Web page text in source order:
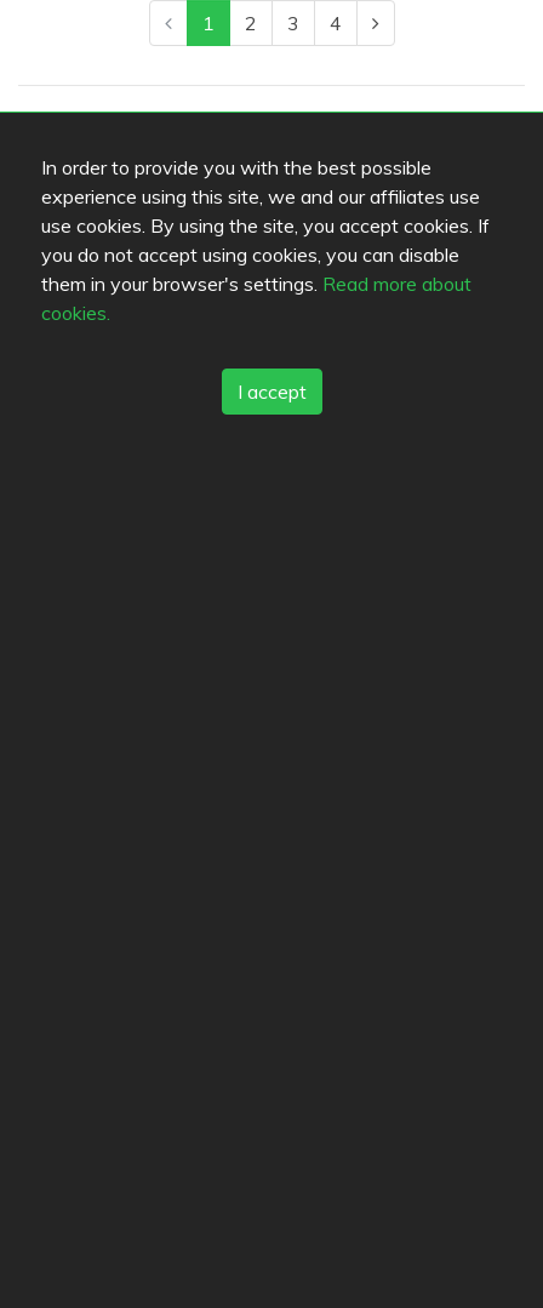
In order to provide you with the best possible
experience using this site, we and our affiliates use
use cookies. By using the site, you accept cookies. If
you do not accept using cookies, you can disable
them in your browser's settings. Read more about
cookies.
I accept
1 2 3 4
Images
Followers
Followers (1)